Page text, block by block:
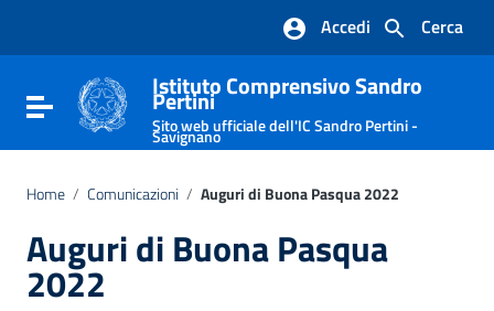
Vai al footer
Cerca
Accedi
Attiva / disattiva la navigazione
Istituto Comprensivo Sandro
Pertini
Sito web ufficiale dell'IC Sandro Pertini -
Savignano
Home / Comunicazioni / Auguri di Buona Pasqua 2022
Auguri di Buona Pasqua
2022